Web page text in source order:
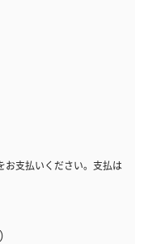
お支払いください。支払は